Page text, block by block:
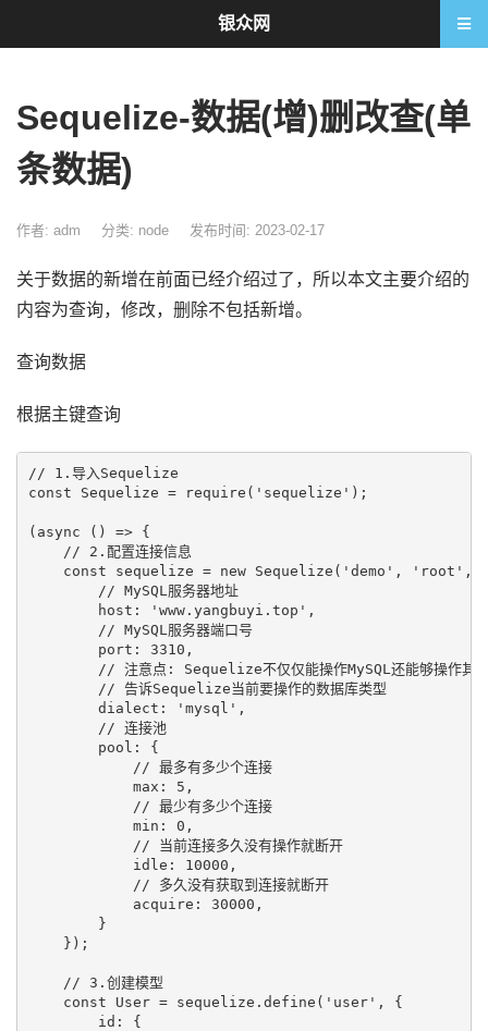
Sequelize-数据(增)删改查(单
条数据)
作者: adm 分类: node 发布时间: 2023-02-17
关于数据的新增在前面已经介绍过了，所以本文主要介绍的
内容为查询，修改，删除不包括新增。
查询数据
根据主键查询
// 1.导入Sequelize
const Sequelize = require('sequelize');
(async () => {
    // 2.配置连接信息
const sequelize = new Sequelize('demo', 'root',
        // MySQL服务器地址
        host: 'www.yangbuyi.top',
        // MySQL服务器端口号
        port: 3310,
// 注意点: Sequelize不仅仅能操作MySQL还能够操作其它
        // 告诉Sequelize当前要操作的数据库类型
        dialect: 'mysql',
        // 连接池
        pool: {
            // 最多有多少个连接
            max: 5,
            // 最少有多少个连接
            min: 0,
            // 当前连接多久没有操作就断开
            idle: 10000,
            // 多久没有获取到连接就断开
            acquire: 30000,
        }
    });
    // 3.创建模型
    const User = sequelize.define('user', {
        id: {
银众网